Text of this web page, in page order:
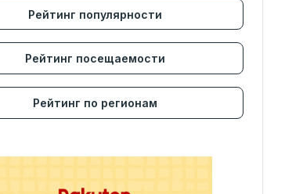
Рейтинг популярности
Рейтинг посещаемости
Рейтинг по регионам